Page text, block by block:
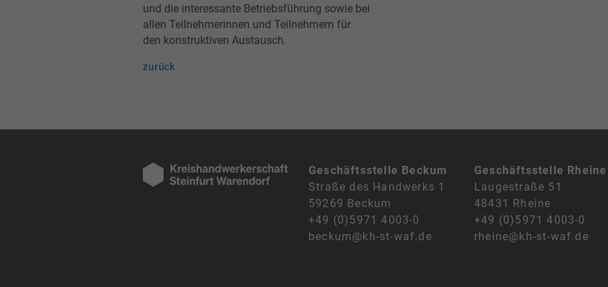
und die interessante Betriebsführung sowie bei
allen Teilnehmerinnen und Teilnehmern für
den konstruktiven Austausch.
zurück
Geschäftsstelle Beckum
Straße des Handwerks 1
59269 Beckum
+49 (0)5971 4003-0
beckum@kh-st-waf.de
Geschäftsstelle Rheine
Laugestraße 51
48431 Rheine
+49 (0)5971 4003-0
rheine@kh-st-waf.de